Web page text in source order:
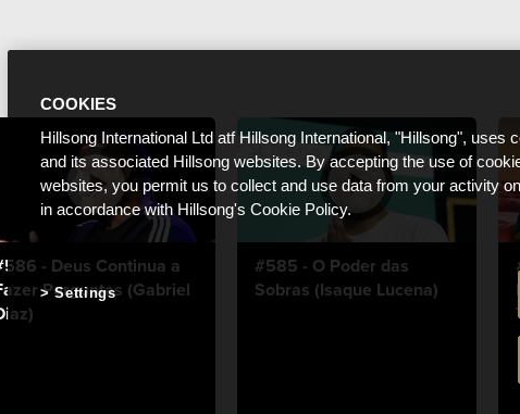
- Deus Continua a
Perguntas (Gabriel
#585 - O Poder das
Sobras (Isaque Lucena)
COOKIES
Hillsong International Ltd atf Hillsong International, "Hillsong", uses
and its associated Hillsong websites. By accepting the use of
websites, you permit us to collect and use data from your activity
in accordance with Hillsong's Cookie Policy.
Settings